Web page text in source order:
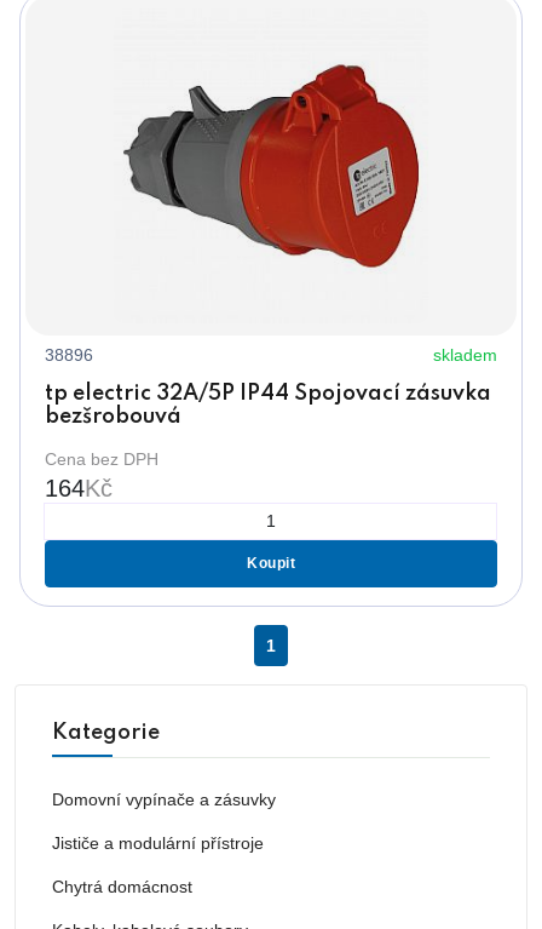
38896 skladem
tp electric 32A/5P IP44 Spojovací zásuvka
bezšrobouvá
Cena bez DPH
164Kč
Koupit
1
Kategorie
Domovní vypínače a zásuvky
Jističe a modulární přístroje
Chytrá domácnost